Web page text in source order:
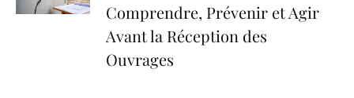
Comprendre, Prévenir et Agir
Avant la Réception des
Ouvrages